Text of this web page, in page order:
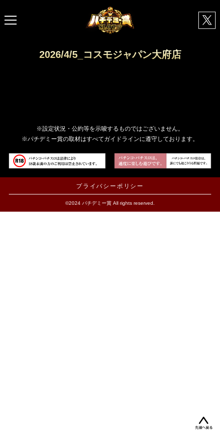
2026/4/5_コスモジャパン大府店
※設定状況・公約等を示唆するものではございません。
※パチデミー賞の取材はすべてガイドラインに遵守しております。
プライバシーポリシー
©2024 パチデミー賞 All rights reserved.